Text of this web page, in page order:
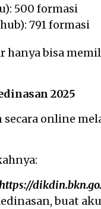
500 formasi
791 formasi
hanya bisa
2025
online
buat